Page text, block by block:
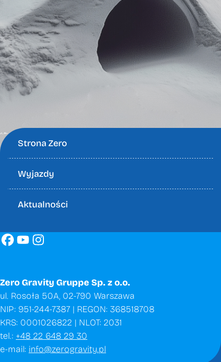
Zero Gravity Gruppe Sp. z
Strona Zero
Wyjazdy
Aktualności
Zero Gravity Gruppe Sp. z o.o.
ul. Rosoła 50A, 02-790 Warszawa
NIP: 951-244-7387 | REGON: 368518708
KRS: 0001026822 | NLOT: 2031
tel.: +48 22 648 29 30
e-mail: info@zerogravity.pl